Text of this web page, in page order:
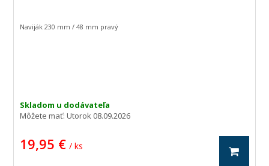
Skladom u dodávateľa
Môžete mať:Utorok 08.09.2026
19,95 € / ks
Naviják 230 mm / 48 mm pravý